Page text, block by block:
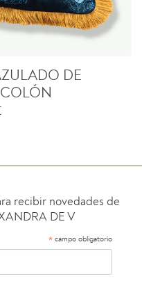
DE
recibir novedades de
DE V
* campo obligatorio